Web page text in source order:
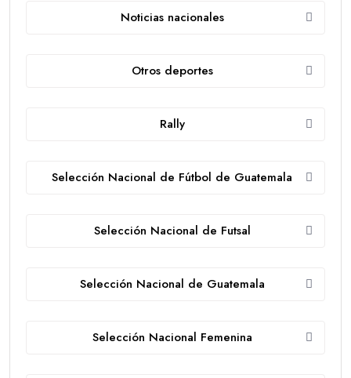
Noticias nacionales
Otros deportes
Rally
Selección Nacional de Fútbol de Guatemala
Selección Nacional de Futsal
Selección Nacional de Guatemala
Selección Nacional Femenina